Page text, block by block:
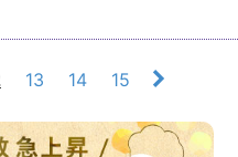
13 14 15